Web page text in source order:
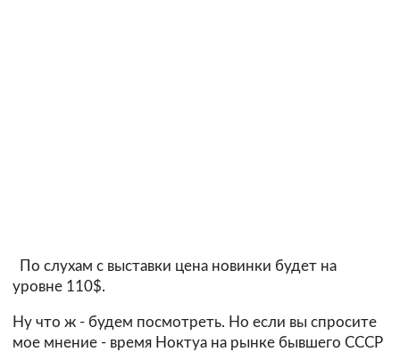
По слухам с выставки цена новинки будет на
уровне 110$.
Ну что ж - будем посмотреть. Но если вы спросите
мое мнение - время Ноктуа на рынке бывшего СССР